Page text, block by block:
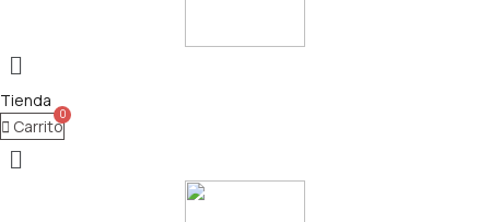
Menú
Tienda
Carrito